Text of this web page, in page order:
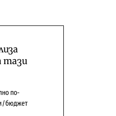
тази
по-
бюджет